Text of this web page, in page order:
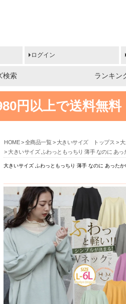
ログイン
検索 ランキン
円以上で送料無料
HOME 全商品一覧 大きいサイズ トップス
大きいサイズ ふわっともっちり 薄手 なのに あ
大きいサイズ ふわっともっちり 薄手 なのに あった